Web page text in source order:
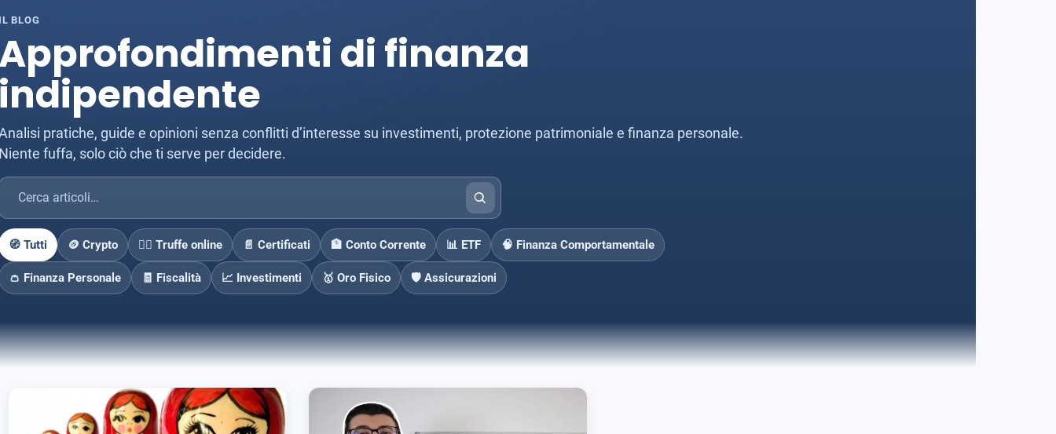
BLOG
di finanza
pratiche, guide e opinioni senza conflitti d’interesse su investimenti, protezione patrimoniale e finanza personale.
fuffa, solo ciò che ti serve per decidere.
🧭 Tutti 🪙 Crypto 🕵️‍♂️ Truffe online 📄 Certificati 🏦 Conto Corrente 📊 ETF 🧠 Finanza Comportamentale
👛 Finanza Personale 🧾 Fiscalità 📈 Investimenti 🥇 Oro Fisico 🛡️ Assicurazioni